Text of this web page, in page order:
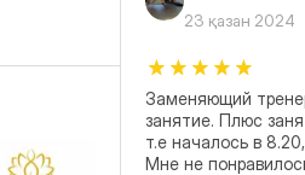
23 қазан 2024
Заменяющий
занятие. Плюс
т.е началось в
Мне не